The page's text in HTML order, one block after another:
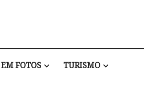
FOTOS TURISMO